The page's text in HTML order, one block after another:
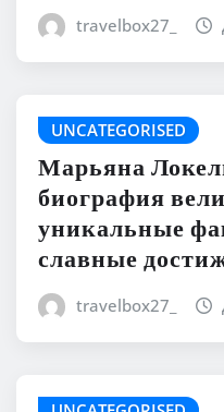
travelbox27_
UNCATEGORISED
Марьяна
биография
уникальные
славные
travelbox27_